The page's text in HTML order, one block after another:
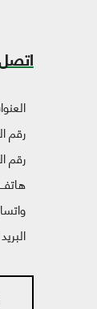
اتصل
رقم
رقم